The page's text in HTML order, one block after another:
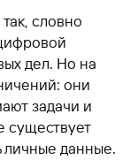
словно
дел. Но на
они
задачи и
существует
личные данные.